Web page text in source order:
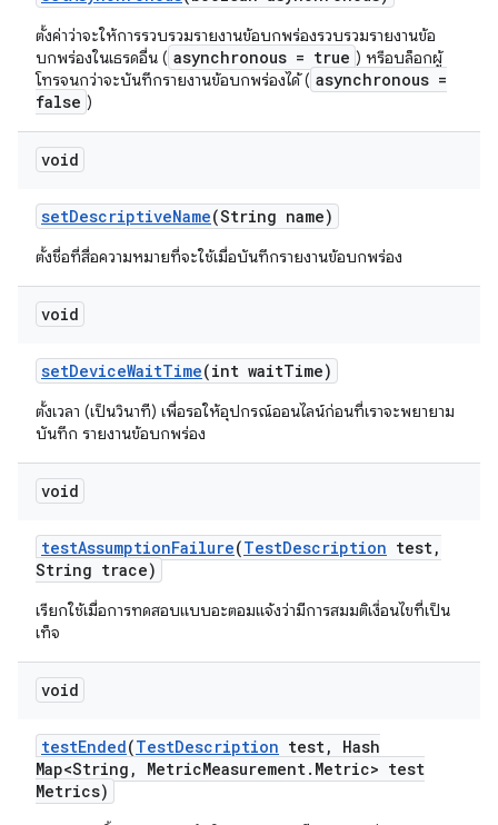
ตั้งค่าว่าจะให้การรวบรวมรายงานข้อบกพร่องรวบรวมรายงานข้อ
บกพร่องในเธรดอื่น ( asynchronous = true ) หรือบล็อกผู้
โทรจนกว่าจะบันทึกรายงานข้อบกพร่องได้ ( asynchronous =
false )
void
setDescriptiveName(String name)
ตั้งชื่อที่สื่อความหมายที่จะใช้เมื่อบันทึกรายงานข้อบกพร่อง
void
setDeviceWaitTime(int waitTime)
ตั้งเวลา (เป็นวินาที) เพื่อรอให้อุปกรณ์ออนไลน์ก่อนที่เราจะพยายาม
บันทึก รายงานข้อบกพร่อง
void
testAssumptionFailure(TestDescription test,
String trace)
เรียกใช้เมื่อการทดสอบแบบอะตอมแจ้งว่ามีการสมมติเงื่อนไขที่เป็น
เท็จ
void
testEnded(TestDescription test,
Hash
Map<String , MetricMeasurement. Metric> test
Metrics)